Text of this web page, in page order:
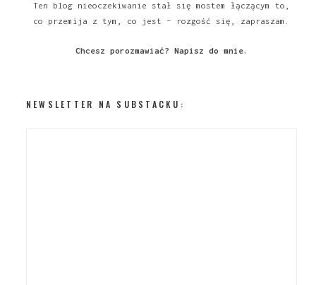
Ten blog nieoczekiwanie stał się mostem łączącym to,
co przemija z tym, co jest – rozgość się, zapraszam.
Chcesz porozmawiać? Napisz do mnie.
NEWSLETTER NA SUBSTACKU: